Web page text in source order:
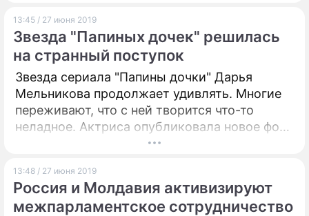
13:45 / 27 июня 2019
Звезда "Папиных дочек" решилась
на странный поступок
Звезда сериала "Папины дочки" Дарья
Мельникова продолжает удивлять. Многие
переживают, что с ней творится что-то
неладное. Актриса опубликовала новое фото
в Instagram – теперь вопросов к ее
13:48 / 27 июня 2019
Россия и Молдавия активизируют
межпарламентское сотрудничество